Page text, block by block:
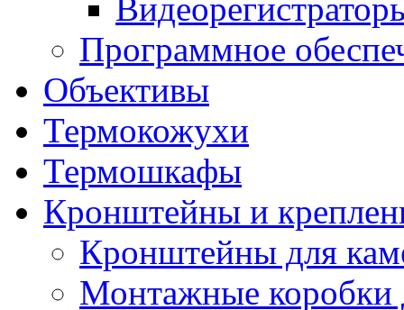
Программное
Объективы
Термокожухи
Термошкафы
Кронштейны и
Кронштейны для
Монтажные коробки